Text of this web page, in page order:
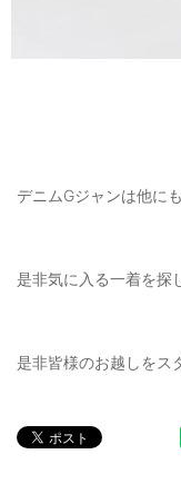
デニムGジャンは他に
是非気に入る一着を探
是非皆様のお越しをス